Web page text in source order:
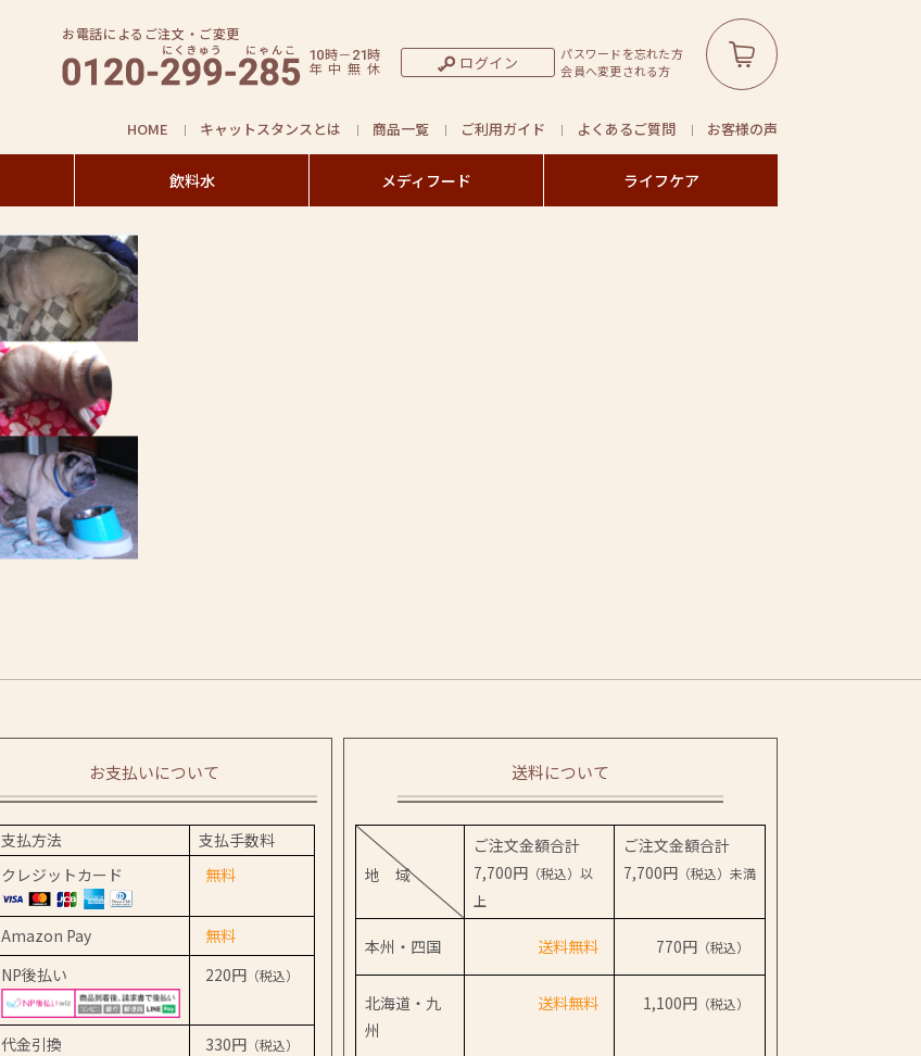
お電話によるご注文・ご変更
10時－ 21時
年 中 無 休 ログイン
パスワードを忘れた方
会員へ変更される方
HOME キャットスタンスとは 商品一覧 ご利用ガイド よくあるご質問 お客様の声
飲料水 メディフード ライフケア
お支払いについて
支払方法
支払手数料
クレジットカード
無料
Amazon Pay
無料
NP後払い
220円 （税込）
代金引換 330円 （税込）
送料について
地 域
ご注文金額合計
7,700円 （税込）以
上
ご注文金額合計
7,700円 （税込）未満
本州・四国 送料無料 770円 （税込）
北海道・九
州
送料無料 1,100円 （税込）